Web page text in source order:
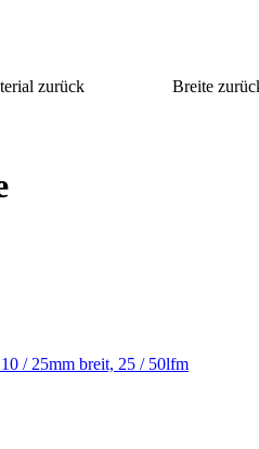
zurück
Breite
/ 25mm breit, 25 / 50lfm